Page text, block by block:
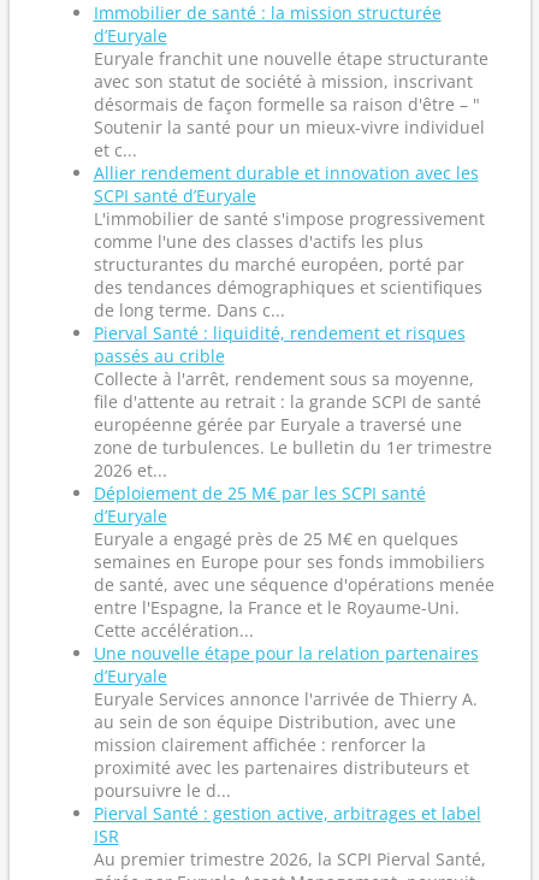
Immobilier de santé : la mission structurée
d’Euryale
Euryale franchit une nouvelle étape structurante
avec son statut de société à mission, inscrivant
désormais de façon formelle sa raison d'être – "
Soutenir la santé pour un mieux-vivre individuel
et c...
Allier rendement durable et innovation avec les
SCPI santé d’Euryale
L'immobilier de santé s'impose progressivement
comme l'une des classes d'actifs les plus
structurantes du marché européen, porté par
des tendances démographiques et scientifiques
de long terme. Dans c...
Pierval Santé : liquidité, rendement et risques
passés au crible
Collecte à l'arrêt, rendement sous sa moyenne,
file d'attente au retrait : la grande SCPI de santé
européenne gérée par Euryale a traversé une
zone de turbulences. Le bulletin du 1er trimestre
2026 et...
Déploiement de 25 M€ par les SCPI santé
d’Euryale
Euryale a engagé près de 25 M€ en quelques
semaines en Europe pour ses fonds immobiliers
de santé, avec une séquence d'opérations menée
entre l'Espagne, la France et le Royaume-Uni.
Cette accélération...
Une nouvelle étape pour la relation partenaires
d’Euryale
Euryale Services annonce l'arrivée de Thierry A.
au sein de son équipe Distribution, avec une
mission clairement affichée : renforcer la
proximité avec les partenaires distributeurs et
poursuivre le d...
Pierval Santé : gestion active, arbitrages et label
ISR
Au premier trimestre 2026, la SCPI Pierval Santé,